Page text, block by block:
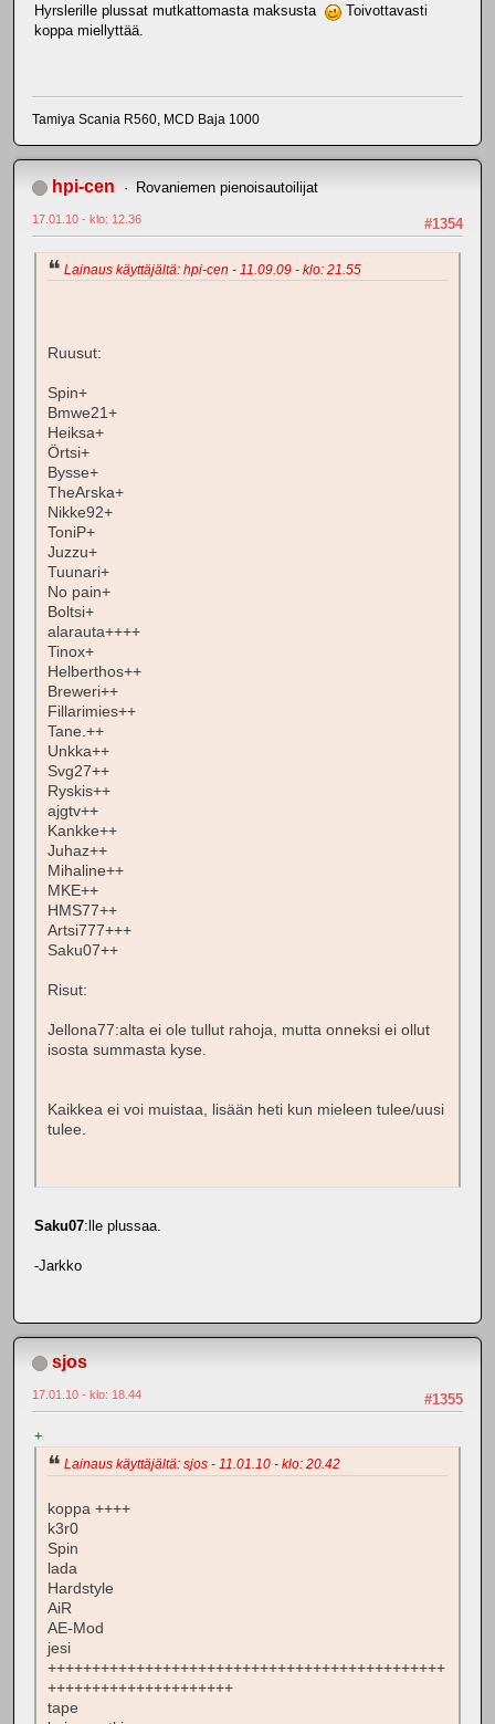
Hyrslerille plussat mutkattomasta maksusta
Toivottavasti
koppa miellyttää.
Tamiya Scania R560, MCD Baja 1000
hpi-cen Rovaniemen pienoisautoilijat
#1354
17.01.10 - klo: 12.36
Lainaus käyttäjältä: hpi-cen - 11.09.09 - klo: 21.55
Ruusut:
Spin+
Bmwe21+
Heiksa+
Örtsi+
Bysse+
TheArska+
Nikke92+
ToniP+
Juzzu+
Tuunari+
No pain+
Boltsi+
alarauta++++
Tinox+
Helberthos++
Breweri++
Fillarimies++
Tane.++
Unkka++
Svg27++
Ryskis++
ajgtv++
Kankke++
Juhaz++
Mihaline++
MKE++
HMS77++
Artsi777+++
Saku07++
Risut:
Jellona77:alta ei ole tullut rahoja, mutta onneksi ei ollut
isosta summasta kyse.
Kaikkea ei voi muistaa, lisään heti kun mieleen tulee/uusi
tulee.
Saku07:lle plussaa.
-Jarkko
sjos
#1355
17.01.10 - klo: 18.44
+
Lainaus käyttäjältä: sjos - 11.01.10 - klo: 20.42
koppa ++++
k3r0
Spin
lada
Hardstyle
AiR
AE-Mod
jesi
+++++++++++++++++++++++++++++++++++++++++++++
+++++++++++++++++++++
tape